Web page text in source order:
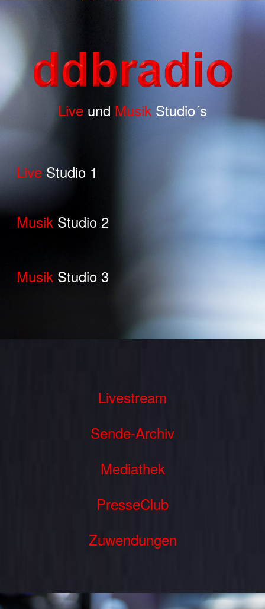
Live und Musik Studio´s
Live Studio 1
Musik Studio 2
Musik Studio 3
Livestream
Sende-Archiv
Mediathek
PresseClub
Zuwendungen